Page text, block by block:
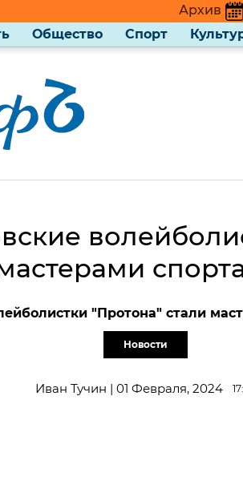
Архив
Общество Спорт
"Протона" стали
Новости
Иван Тучин | 01 Февраля, 2024